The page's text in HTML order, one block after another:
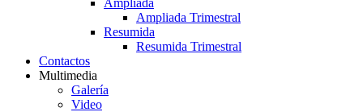
Ampliada
Ampliada Trimestral
Resumida
Resumida Trimestral
Contactos
Multimedia
Galería
Video